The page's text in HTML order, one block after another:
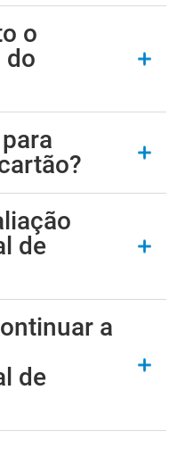
o
do
de
a
de